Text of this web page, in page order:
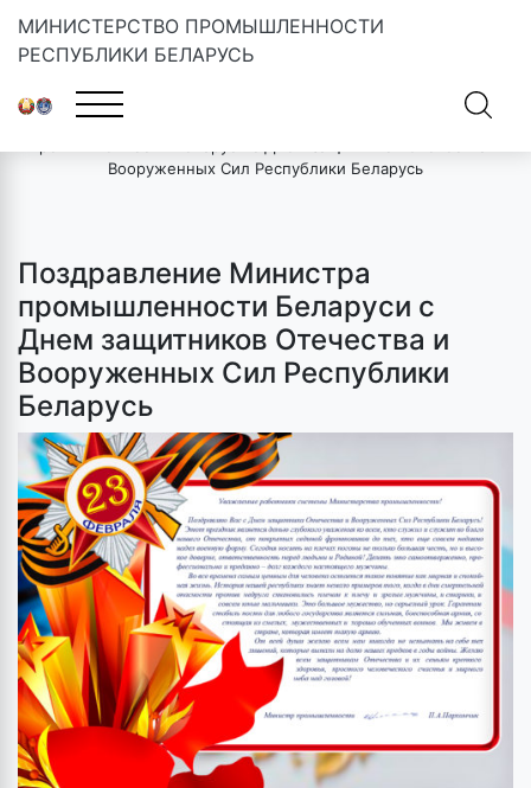
МИНИСТЕРСТВО ПРОМЫШЛЕННОСТИ
РЕСПУБЛИКИ БЕЛАРУСЬ
Главная
Вооруженных Сил Республики Беларусь
Поздравление Министра
промышленности Беларуси с
Днем защитников Отечества и
Вооруженных Сил Республики
Беларусь